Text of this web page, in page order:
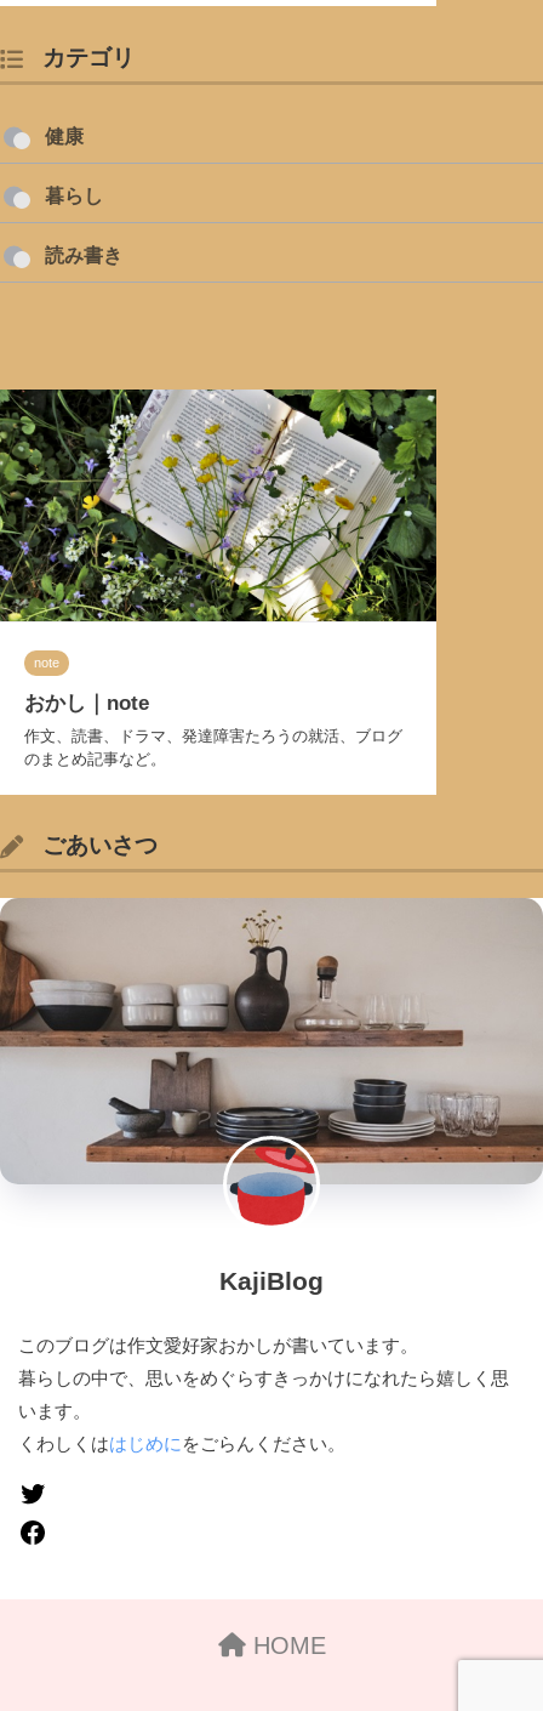
カテゴリ
健康
暮らし
読み書き
note
おかし｜note
作文、読書、ドラマ、発達障害たろうの就活、ブログ
のまとめ記事など。
ごあいさつ
KajiBlog
このブログは作文愛好家おかしが書いています。
暮らしの中で、思いをめぐらすきっかけになれたら嬉しく思
います。
くわしくははじめに をごらんください。
HOME